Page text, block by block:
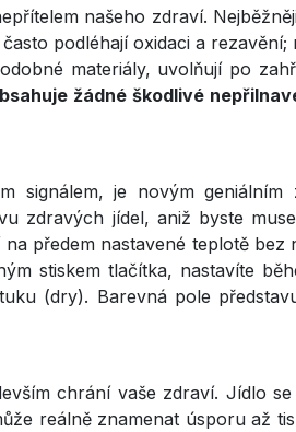
našeho zdraví.
podléhají oxidaci a
materiály, uvolňují po
žádné škodlivé
signálem, je novým
zdravých jídel, aniž byste
předem nastavené teplotě
stiskem tlačítka, nastavíte
(dry). Barevná pole
chrání vaše zdraví. Jídlo
reálně znamenat úsporu až